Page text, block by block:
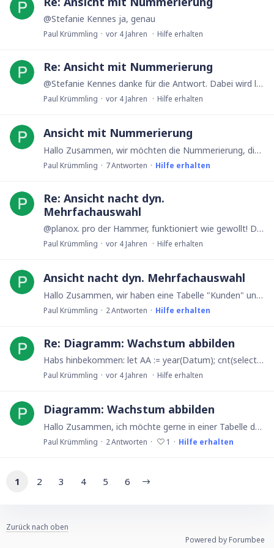
@Stefanie Kennes ja, genau
Paul Krümmling vor 4 Jahren Hilfe erhalten
Re: Ansicht mit Nummerierung
@Stefanie Kennes danke für die Antwort. Dabei wird leider nur die eindeutige ID angegeben. Ich meinte jedoch die statische Nummerierung, die sich auch nicht ändert, wenn man die Tabelle filtert.
Paul Krümmling vor 4 Jahren Hilfe erhalten
Ansicht mit Nummerierung
Hallo Zusammen, wir möchten die Nummerierung, die in einer Tabelle links angezeigt wird, auch in einer Ansicht dargestellt haben. Wie können wir dies realisieren?
Paul Krümmling 7Antworten Hilfe erhalten
Re: Ansicht nacht dyn.
Mehrfachauswahl
@planox. pro der Hammer, funktioniert wie gewollt! Dankeschön :)
Paul Krümmling vor 4 Jahren Hilfe erhalten
Ansicht nacht dyn. Mehrfachauswahl
Hallo Zusammen, wir haben eine Tabelle "Kunden" und darin eine dynamische Mehrfachauswahl "Projekte". Ein Kunde kann mehreren Projekten zugeordnet sein.…
Paul Krümmling 2Antworten Hilfe erhalten
Re: Diagramm: Wachstum abbilden
Habs hinbekommen: let AA := year(Datum); cnt(select Tabelle1 where year(Datum) <= AA)
Paul Krümmling vor 4 Jahren Hilfe erhalten
Diagramm: Wachstum abbilden
Hallo Zusammen, ich möchte gerne in einer Tabelle das Wachstum unserer Abos in den einzelnen Jahren abbilden. Wenn ich in einem Diagramm zwei Mal die Spalte "Datum" abbilde mit den Formeln: Spalte 1:…
Paul Krümmling 2Antworten 1 Hilfe erhalten
1 2 3 4 5 6
Zurück nach oben
Powered by Forumbee